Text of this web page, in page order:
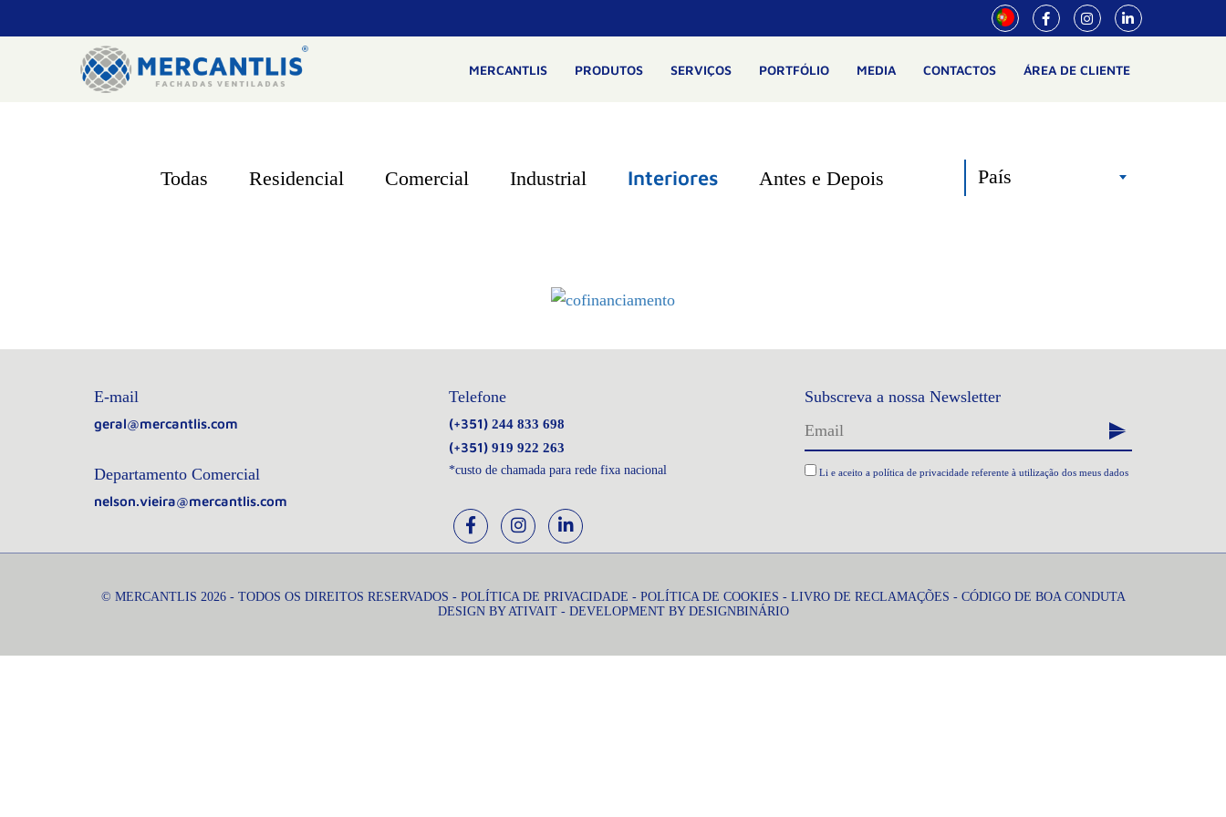
MERCANTLIS PRODUTOS SERVIÇOS PORTFÓLIO MEDIA CONTACTOS ÁREA DE CLIENTE
Todas Residencial Comercial Industrial Interiores Antes e Depois País
E-mail
geral@mercantlis.com
Departamento Comercial
nelson.vieira@mercantlis.com
Telefone
(+351)244 833 698
(+351)919 922 263
*custo de chamada para rede fixa nacional
Subscreva a nossa Newsletter
Li e aceito a política de privacidadereferente à utilização dos meus dados
© MERCANTLIS 2026 - TODOS OS DIREITOS RESERVADOS - POLÍTICA DE PRIVACIDADE - POLÍTICA DE COOKIES - LIVRO DE RECLAMAÇÕES - CÓDIGO DE BOA CONDUTA
DESIGN BY ATIVAIT- DEVELOPMENT BY DESIGNBINÁRIO